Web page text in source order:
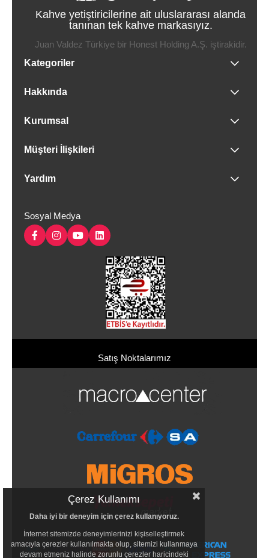
Kahve yetiştiricilerine ait uluslararası alanda
tanınan tek kahve markasıyız.
Juan Valdez Türkiye bir Honest Holding A.Ş. iştirakidir.
Kategoriler
Hakkında
Kurumsal
Müşteri İlişkileri
Yardım
Sosyal Medya
Satış Noktalarımız
Çerez Kullanımı
Daha iyi bir deneyim için çerez kullanıyoruz.
İnternet sitemizde deneyimlerinizi kişiselleştirmek
amacıyla çerezler kullanılmakta olup, sitemizi kullanmaya
devam etmeniz halinde zorunlu çerezler haricindeki